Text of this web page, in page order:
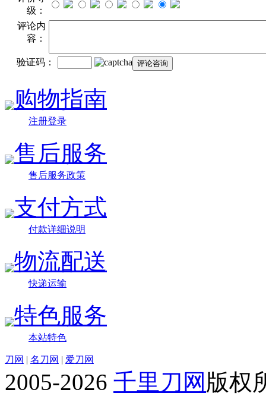
级：
评论内
容：
验证码：
购物指南
注册登录
售后服务
售后服务政策
支付方式
付款详细说明
物流配送
快递运输
特色服务
本站特色
刀网 | 名刀网 | 爱刀网
2005-2026 千里刀网 版权